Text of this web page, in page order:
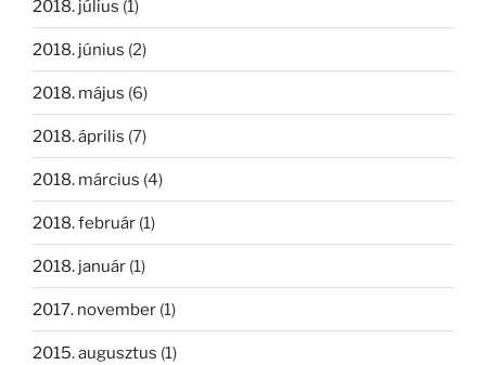
2018. július (1)
2018. június (2)
2018. május (6)
2018. április (7)
2018. március (4)
2018. február (1)
2018. január (1)
2017. november (1)
2015. augusztus (1)